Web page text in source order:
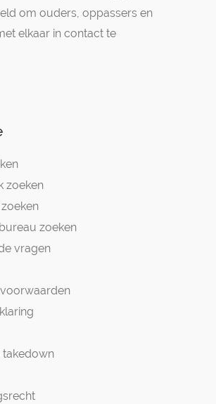
om ouders, oppassers en
elkaar in contact te
zoeken
zoeken
vragen
takedown